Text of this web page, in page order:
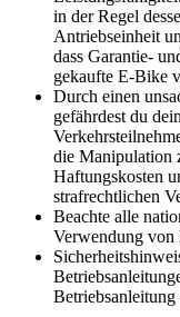
in der Regel
Antriebseinheit
dass Garantie-
gekaufte E-Bike
Durch einen
gefährdest du
die Manipulation
Haftungskosten
strafrechtlichen
Beachte alle
Verwendung von
Betriebsanleitung